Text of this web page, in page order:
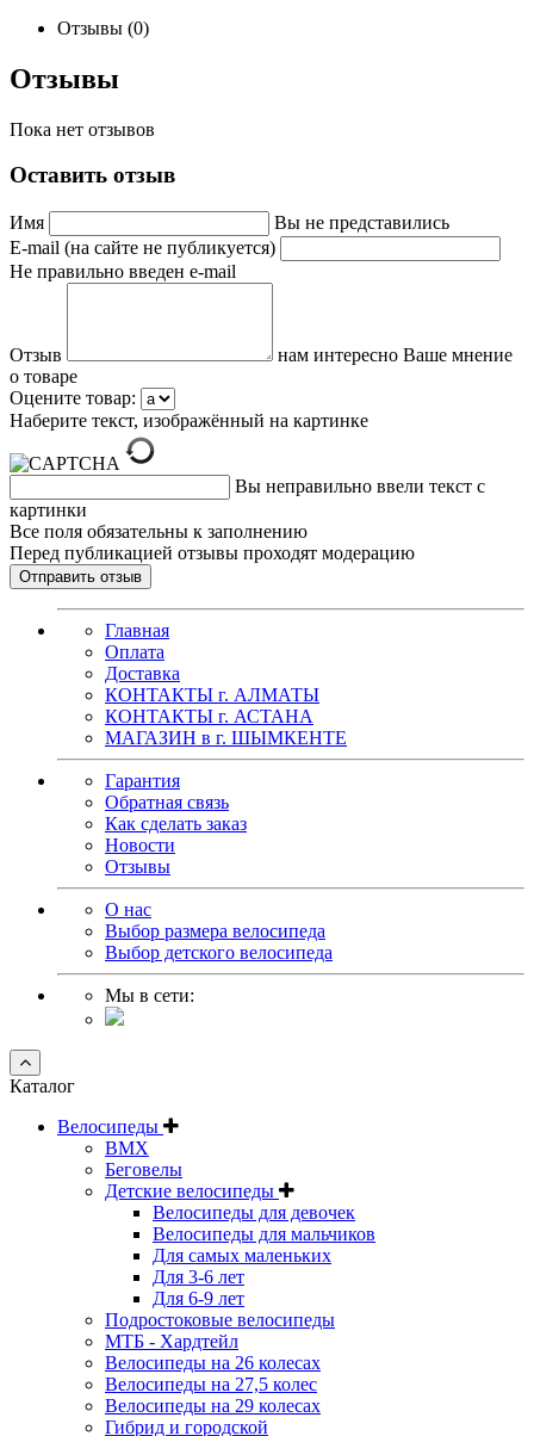
Отзывы (0)
Отзывы
Пока нет отзывов
Оставить отзыв
Имя
Вы не представились
E-mail (на сайте не публикуется)
Не правильно введен e-mail
Отзыв
нам интересно Ваше мнение
о товаре
Оцените товар:
Наберите текст, изображённый на картинке
Вы неправильно ввели текст с
картинки
Все поля обязательны к заполнению
Перед публикацией отзывы проходят модерацию
Главная
Оплата
Доставка
КОНТАКТЫ г. АЛМАТЫ
КОНТАКТЫ г. АСТАНА
МАГАЗИН в г. ШЫМКЕНТЕ
Гарантия
Обратная связь
Как сделать заказ
Новости
Отзывы
О нас
Выбор размера велосипеда
Выбор детского велосипеда
Мы в сети:
Каталог
Велосипеды
BMX
Беговелы
Детские велосипеды
Велосипеды для девочек
Велосипеды для мальчиков
Для самых маленьких
Для 3-6 лет
Для 6-9 лет
Подростоковые велосипеды
МТБ - Хардтейл
Велосипеды на 26 колесах
Велосипеды на 27,5 колес
Велосипеды на 29 колесах
Гибрид и городской